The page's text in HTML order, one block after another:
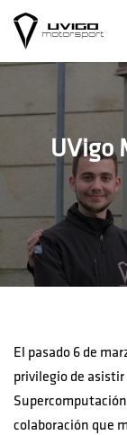
Saltar
UVigo
El pasado 6 de
privilegio de
Supercomputación
colaboración que